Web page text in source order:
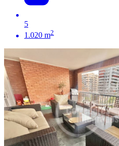
5
1.020 m2